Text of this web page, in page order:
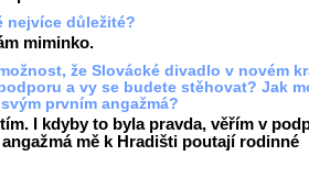
nejvíce důležité?
miminko.
že Slovácké divadlo v novém
a vy se budete stěhovat? Jak
prvním angažmá?
I kdyby to byla pravda, věřím v
mě k Hradišti poutají rodinné